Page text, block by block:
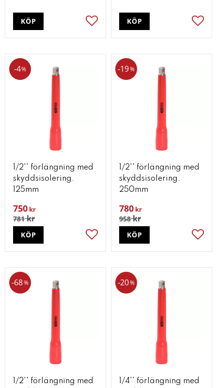
Lägg till i favoriter
KÖP KÖP
1/2'' förlängning med
skyddsisolering.
125mm
750 kr
781kr
4%
Lägg till i favoriter
KÖP
1/2'' förlängning med
skyddsisolering.
250mm
780 kr
958kr
19%
KÖP
1/2'' förlängning med
68%
1/4'' förlängning med
20%